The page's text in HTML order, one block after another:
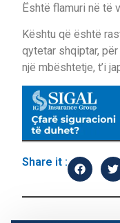
Është flamuri në të
Kështu që është
qytetar shqiptar, për
një mbështetje, t’i
Share it :